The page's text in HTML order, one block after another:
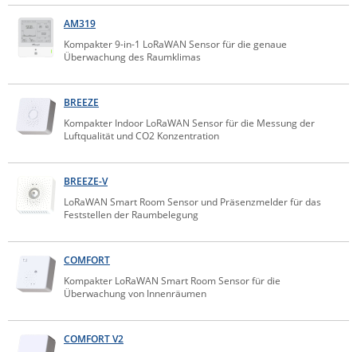
Enginko - mcf88
Fokus Technologies
Gude
Guntermann & Drunck
High Sec Labs
HW group
Icron
IEC Lock
Ihse
Kerlink
Kramer Electronics
KVM TEC
Legrand
AM319
Kompakter 9-in-1 LoRaWAN Sensor für die genaue
Überwachung des Raumklimas
BREEZE
Kompakter Indoor LoRaWAN Sensor für die Messung der
Luftqualität und CO2 Konzentration
BREEZE-V
LoRaWAN Smart Room Sensor und Präsenzmelder für das
Feststellen der Raumbelegung
COMFORT
Kompakter LoRaWAN Smart Room Sensor für die
Überwachung von Innenräumen
COMFORT V2